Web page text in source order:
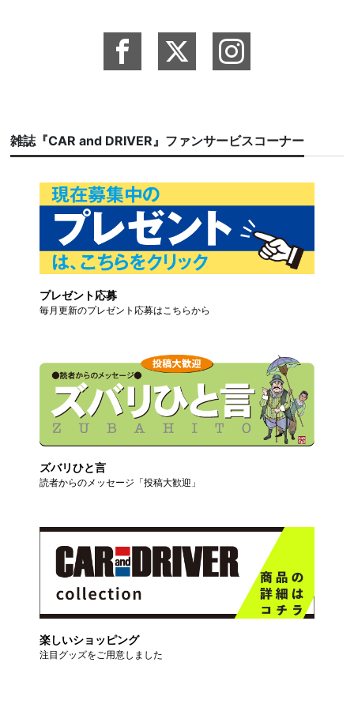
雑誌『CAR and DRIVER』ファンサービスコーナー
プレゼント応募
毎月更新のプレゼント応募はこちらから
ズバリひと言
読者からのメッセージ「投稿大歓迎」
楽しいショッピング
注目グッズをご用意しました